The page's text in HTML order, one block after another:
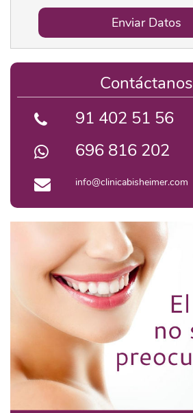
Enviar Datos
Contáctanos
91 402 51 56
696 816 202
info@clinicabisheimer.com